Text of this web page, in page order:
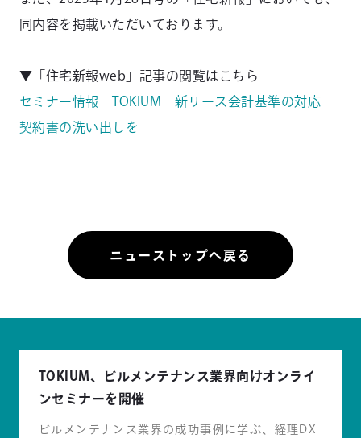
同内容を掲載いただいております。
▼「住宅新報web」記事の閲覧はこちら
セミナー情報 TOKIUM 新リース会計基準の対応
契約書の洗い出しを
ニューストップへ戻る
TOKIUM、ビルメンテナンス業界向けオンライ
ンセミナーを開催
ビルメンテナンス業界の成功事例に学ぶ、経理DX